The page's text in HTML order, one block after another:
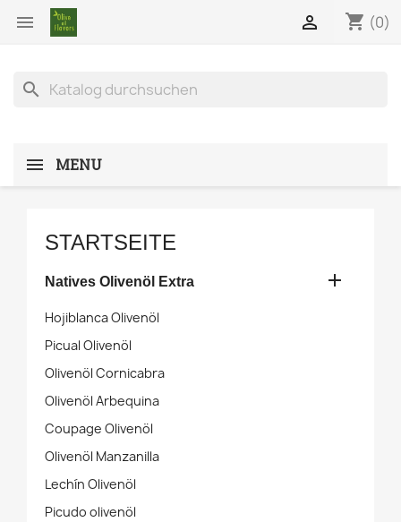
 shopping_cart (0)

search
MENU
STARTSEITE
Natives Olivenöl Extra 
Hojiblanca Olivenöl
Picual Olivenöl
Olivenöl Cornicabra
Olivenöl Arbequina
Coupage Olivenöl
Olivenöl Manzanilla
Lechín Olivenöl
Picudo olivenöl